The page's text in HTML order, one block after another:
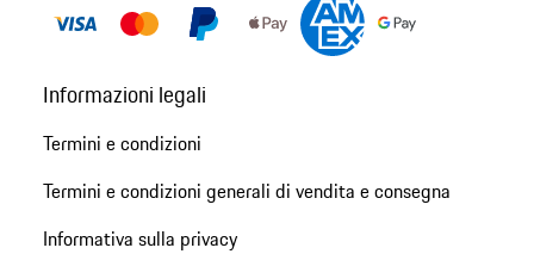
Informazioni legali
Termini e condizioni
Termini e condizioni generali di vendita e consegna
Informativa sulla privacy